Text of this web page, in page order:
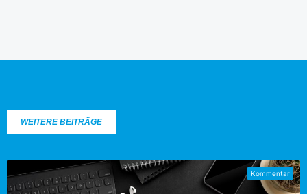
WEITERE BEITRÄGE